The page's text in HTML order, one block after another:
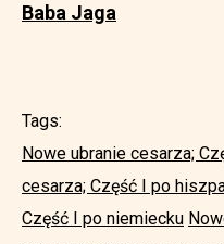
Baba Jaga
Tags:
Nowe ubranie cesarza;
cesarza; Część I po
Część I po niemiecku